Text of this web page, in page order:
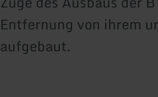
Entfernung von ihrem
aufgebaut.